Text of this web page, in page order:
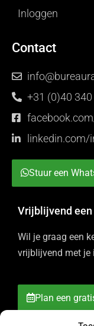
Inloggen
Contact
+31 (0)40
Stuur een
Vrijblijvend een
Wil je graag een
vrijblijvend met je
Plan een